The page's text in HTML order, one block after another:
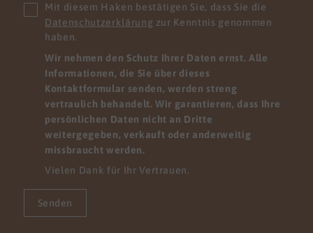
Mit diesem Haken bestätigen Sie, dass Sie die
Datenschutzerklärung zur Kenntnis genommen
haben.
Wir nehmen den Schutz Ihrer Daten ernst. Alle
Informationen, die Sie über dieses
Kontaktformular senden, werden streng
vertraulich behandelt. Wir garantieren, dass Ihre
persönlichen Daten nicht an Dritte
weitergegeben, verkauft oder anderweitig
missbraucht werden.
Vielen Dank für Ihr Vertrauen.
Senden